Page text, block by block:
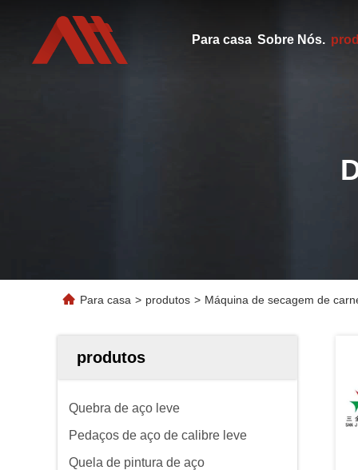
Para casa Sobre Nós.
Para casa > produtos > Máquina de secagem de
produtos
Quebra de aço leve
Pedaços de aço de calibre leve
Quela de pintura de aço